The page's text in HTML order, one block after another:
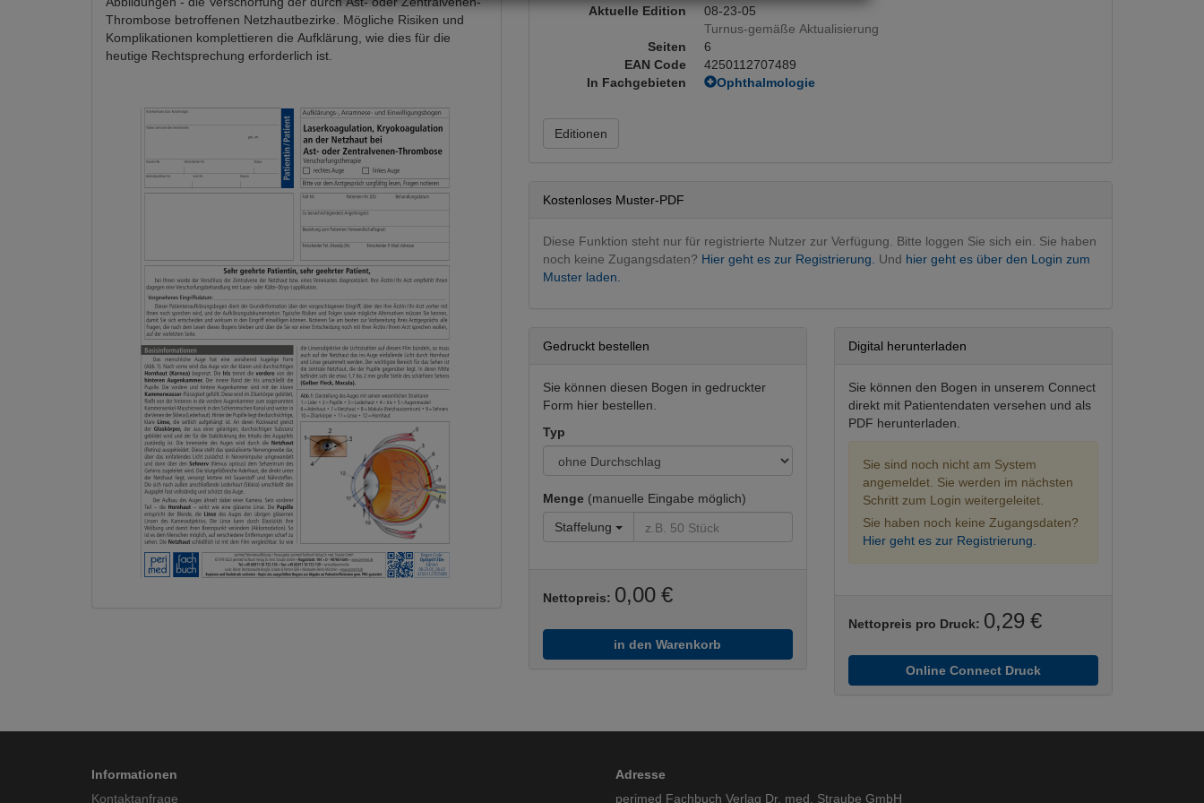
Thrombose betroffenen Netzhautbezirke. Mögliche Risiken und
Komplikationen komplettieren die Aufklärung, wie dies für die
heutige Rechtsprechung erforderlich ist.
Aktuelle Edition
08-23-05
Turnus-gemäße Aktualisierung
Seiten
6
EAN Code
4250112707489
In Fachgebieten
Ophthalmologie
Editionen
Kostenloses Muster-PDF
Diese Funktion steht nur für registrierte Nutzer zur Verfügung. Bitte loggen Sie sich ein. Sie haben
noch keine Zugangsdaten? Hier geht es zur Registrierung. Und hier geht es über den Login zum
Muster laden.
Gedruckt bestellen
Sie können diesen Bogen in gedruckter
Form hier bestellen.
Typ
Menge (manuelle Eingabe möglich)
Staffelung
Nettopreis: 0,00 €
in den Warenkorb
Digital herunterladen
Sie können den Bogen in unserem Connect
direkt mit Patientendaten versehen und als
PDF herunterladen.
Sie sind noch nicht am System
angemeldet. Sie werden im nächsten
Schritt zum Login weitergeleitet.
Sie haben noch keine Zugangsdaten?
Hier geht es zur Registrierung.
Nettopreis pro Druck: 0,29 €
Online Connect Druck
Informationen
Kontaktanfrage
Adresse
perimed Fachbuch Verlag Dr. med. Straube GmbH